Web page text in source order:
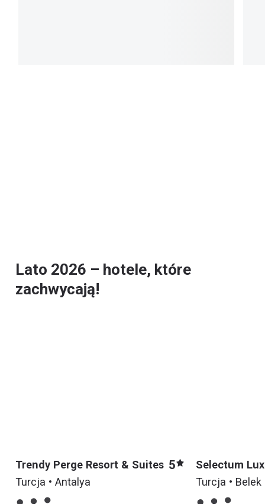
Lato 2026 – hotele, które
zachwycają!
Trendy Perge Resort & Suites 5
Turcja • Antalya
Selectum
Turcja • Belek